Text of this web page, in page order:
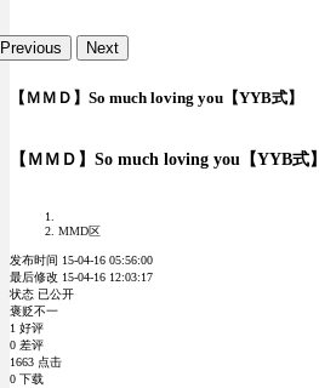
Previous Next
【ＭＭＤ】So much loving you【YYB式】
【ＭＭＤ】So much loving you【YYB式】
MMD区
发布时间 15-04-16 05:56:00
最后修改 15-04-16 12:03:17
状态 已公开
褒贬不一
1 好评
0 差评
1663 点击
0 下载